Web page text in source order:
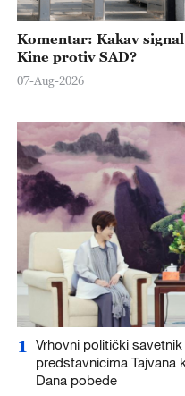
Komentar: Kakav
Kine protiv SAD?
07-Aug-2026
1
Vrhovni politički
predstavnicima Tajvana
Dana pobede